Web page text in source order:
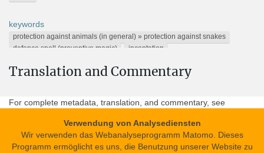
keywords
protection against animals (in general) » protection against snakes
defence spell (preventive magic)
incantation
Alternative Names
Present location
Europe » Italy » (Cities Q-Z) » Turin » Museo Egizio
Translation and Commentary
For complete metadata, translation, and commentary, see
Verwendung von Analysediensten
Wir verwenden das Webanalyseprogramm Matomo. Dieses
Programm ermöglicht es uns, die Benutzung unserer Website zu